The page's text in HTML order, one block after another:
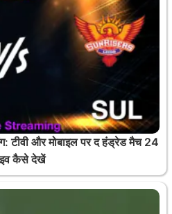
टीवी और मोबाइल पर द हंड्रेड मैच 24
कैसे देखें